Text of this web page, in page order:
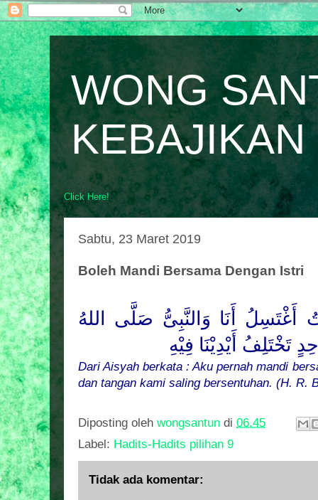
WONG
KEBAJIKAN
Click Here!
Sabtu, 23 Maret 2019
Boleh Mandi Bersama Dengan Istri
أَنَا وَالنَّبِىُّ صَلَّى اللهُ
تَخْتَلِفُ أَيْدِيْنَا فِيْهِ
Dari Aisyah berkata : Aku pernah mandi
dan tangan kami saling bersentuhan. (H. R.
Diposting oleh wongsantun di 06.45
Label: Hadits-Hadits pilihan 9
Tidak ada komentar: